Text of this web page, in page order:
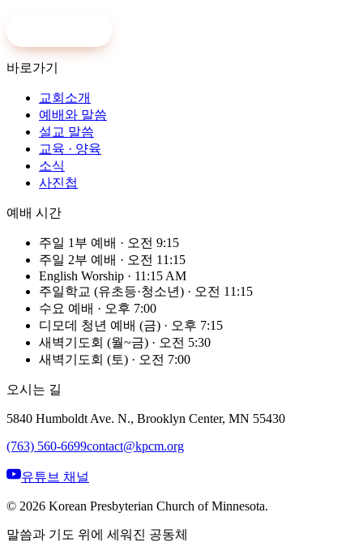
바로가기
교회소개
예배와 말씀
설교 말씀
교육 · 양육
소식
사진첩
예배 시간
주일 1부 예배 · 오전 9:15
주일 2부 예배 · 오전 11:15
English Worship · 11:15 AM
주일학교 (유초등·청소년) · 오전 11:15
수요 예배 · 오후 7:00
디모데 청년 예배 (금) · 오후 7:15
새벽기도회 (월~금) · 오전 5:30
새벽기도회 (토) · 오전 7:00
오시는 길
5840 Humboldt Ave. N., Brooklyn Center, MN 55430
(763) 560-6699contact@kpcm.org
유튜브 채널
© 2026 Korean Presbyterian Church of Minnesota.
말씀과 기도 위에 세워진 공동체